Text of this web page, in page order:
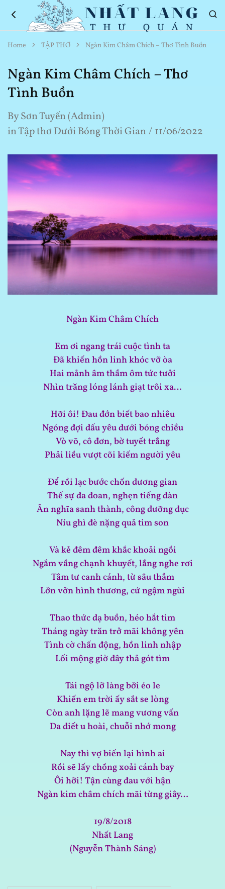
Nhất
Lang
Quán
Thơ
Hay
Cuộc
Sống
Home TẬP THƠ Ngàn Kim Châm Chích – Thơ Tình Buồn
Ngàn Kim Châm Chích – Thơ
Tình Buồn
BySơn Tuyến (Admin)
inTập thơ Dưới Bóng Thời Gian 11/06/2022
Ngàn Kim Châm Chích
Em ơi ngang trái cuộc tình ta
Đã khiến hồn linh khóc vỡ òa
Hai mảnh âm thầm ôm tức tưởi
Nhìn trăng lóng lánh giạt trôi xa…
Hỡi ôi! Đau đớn biết bao nhiêu
Ngóng đợi dấu yêu dưới bóng chiều
Vò võ, cô đơn, bờ tuyết trắng
Phải liều vượt cõi kiếm người yêu
Để rồi lạc bước chốn dương gian
Thế sự đa đoan, nghẹn tiếng đàn
Ân nghĩa sanh thành, công dưỡng dục
Níu ghì đè nặng quả tim son
Và kẻ đêm đêm khắc khoải ngồi
Ngắm vầng chạnh khuyết, lắng nghe rơi
Tâm tư canh cánh, từ sâu thẳm
Lởn vởn hình thương, cứ ngậm ngùi
Thao thức dạ buồn, héo hắt tim
Tháng ngày trăn trở mãi không yên
Tình cờ chấn động, hồn linh nhập
Lối mộng giờ đây thả gót tìm
Tái ngộ lỡ làng bởi éo le
Khiến em trời ấy sắt se lòng
Còn anh lặng lẽ mang vương vấn
Da diết u hoài, chuỗi nhớ mong
Nay thì vợ biến lại hình ai
Rồi sẽ lấy chồng xoải cánh bay
Ôi hỡi! Tận cùng đau với hận
Ngàn kim châm chích mãi từng giây…
19/8/2018
Nhất Lang
(Nguyễn Thành Sáng)